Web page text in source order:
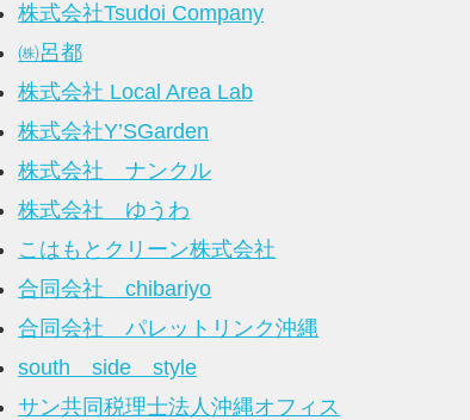
株式会社Tsudoi Company
㈱呂都
株式会社 Local Area Lab
株式会社Y’SGarden
株式会社 ナンクル
株式会社 ゆうわ
こはもとクリーン株式会社
合同会社 chibariyo
合同会社 パレットリンク沖縄
south side style
サン共同税理士法人沖縄オフィス